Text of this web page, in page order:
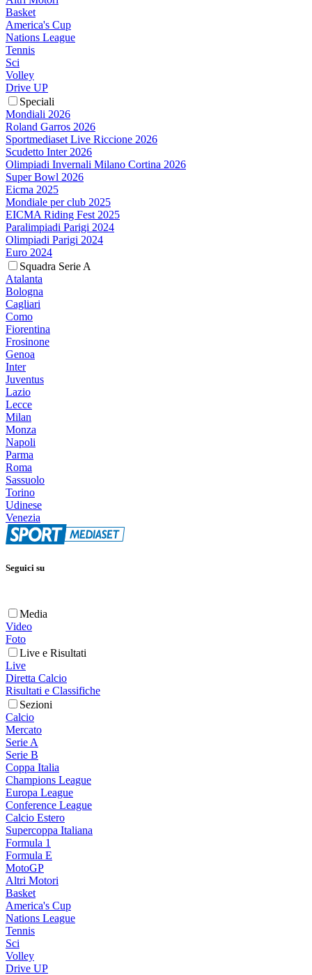
Basket
America's Cup
Nations League
Tennis
Sci
Volley
Drive UP
Speciali
Mondiali 2026
Roland Garros 2026
Sportmediaset Live Riccione 2026
Scudetto Inter 2026
Olimpiadi Invernali Milano Cortina 2026
Super Bowl 2026
Eicma 2025
Mondiale per club 2025
EICMA Riding Fest 2025
Paralimpiadi Parigi 2024
Olimpiadi Parigi 2024
Euro 2024
Squadra Serie A
Atalanta
Bologna
Cagliari
Como
Fiorentina
Frosinone
Genoa
Inter
Juventus
Lazio
Lecce
Milan
Monza
Napoli
Parma
Roma
Sassuolo
Torino
Udinese
Venezia
Seguici su
Media
Video
Foto
Live e Risultati
Live
Diretta Calcio
Risultati e Classifiche
Sezioni
Calcio
Mercato
Serie A
Serie B
Coppa Italia
Champions League
Europa League
Conference League
Calcio Estero
Supercoppa Italiana
Formula 1
Formula E
MotoGP
Altri Motori
Basket
America's Cup
Nations League
Tennis
Sci
Volley
Drive UP